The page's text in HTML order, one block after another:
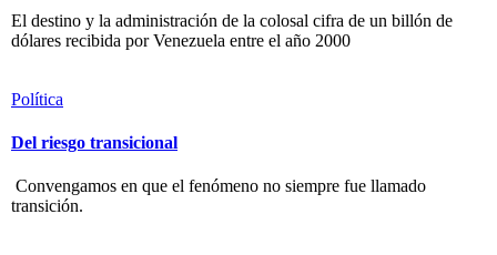
El destino y la administración de la colosal cifra de un billón de
dólares recibida por Venezuela entre el año 2000
Política
Del riesgo transicional
Convengamos en que el fenómeno no siempre fue llamado
transición.